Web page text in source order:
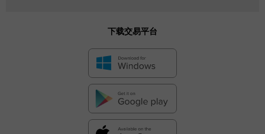
下载交易平台